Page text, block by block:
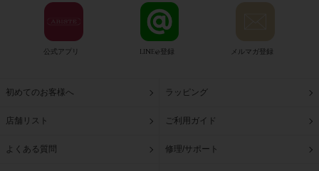
公式アプリ LINE@登録 メルマガ登録
初めてのお客様へ ラッピング
店舗リスト ご利用ガイド
よくある質問 修理/サポート